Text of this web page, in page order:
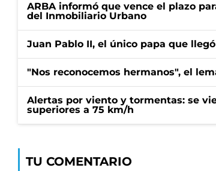
ARBA informó que vence el plazo
del Inmobiliario Urbano
Juan Pablo II, el único papa que
"Nos reconocemos hermanos", el
Alertas por viento y tormentas: se
superiores a 75 km/h
TU COMENTARIO